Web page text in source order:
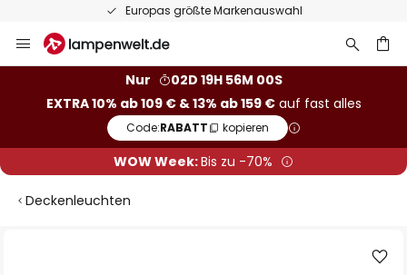
Europas größte Markenauswahl
Inhalt
Nur
02D 19H 56M 00S
EXTRA 10% ab 109 € & 13% ab 159 €auf fast alles
Code:RABATT kopieren
WOW Week:Bis zu -70%
Deckenleuchten